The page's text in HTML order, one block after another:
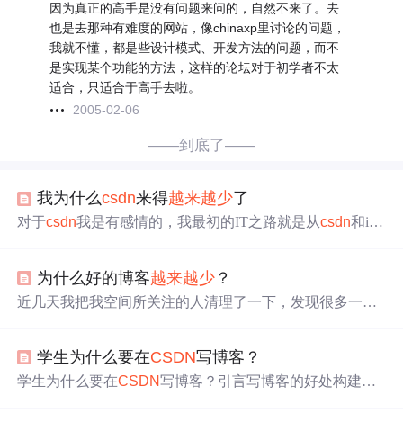
因为真正的高手是没有问题来问的，自然不来了。去
也是去那种有难度的网站，像chinaxp里讨论的问题，
我就不懂，都是些设计模式、开发方法的问题，而不
是实现某个功能的方法，这样的论坛对于初学者不太
适合，只适合于高手去啦。
2005-02-06
——到底了——
我为什么csdn来得越来越少了
对于csdn我是有感情的，我最初的IT之路就是从csdn和itp
附件的规则盛行，我就几乎不来了，因为我真的没有那么
多积分来换取下载，也不认为对于下载后的无病呻吟对于
为什么好的博客越来越少 ？
近几天我把我空间所关注的人清理了一下，发现很多一年
和这些大神们相识，是他们带着我们成长。因为有他们无
私的分享精神，才有我们今天的进步。可谓前人栽树，后
学生为什么要在CSDN写博客？
学生为什么要在CSDN写博客？引言写博客的好处构建知